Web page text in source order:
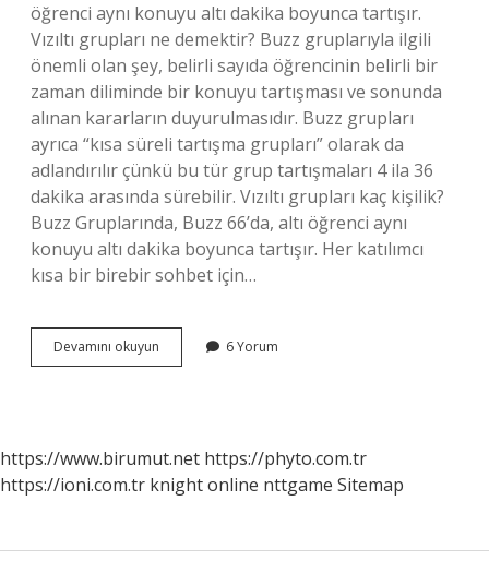
öğrenci aynı konuyu altı dakika boyunca tartışır.
Vızıltı grupları ne demektir? Buzz gruplarıyla ilgili
önemli olan şey, belirli sayıda öğrencinin belirli bir
zaman diliminde bir konuyu tartışması ve sonunda
alınan kararların duyurulmasıdır. Buzz grupları
ayrıca “kısa süreli tartışma grupları” olarak da
adlandırılır çünkü bu tür grup tartışmaları 4 ila 36
dakika arasında sürebilir. Vızıltı grupları kaç kişilik?
Buzz Gruplarında, Buzz 66’da, altı öğrenci aynı
konuyu altı dakika boyunca tartışır. Her katılımcı
kısa bir birebir sohbet için…
Devamını okuyun
22
6 Yorum
https://www.birumut.net https://phyto.com.tr
https://ioni.com.tr knight online nttgame Sitemap